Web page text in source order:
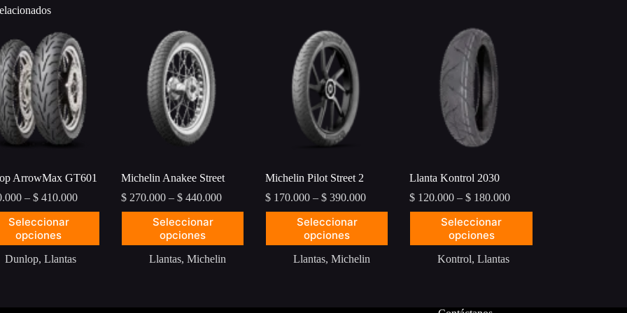
ArrowMax GT601
– $410.000Price
range:
$ 410.000
Seleccionar
opciones
Dunlop, Llantas
Michelin Anakee Street
$ 270.000 – $ 440.000Price
range:
$ 440.000
Seleccionar
opciones
producto
múltiples
variantes.
Llantas,Michelin
Michelin Pilot Street 2
$ 170.000 – $ 390.000Price
range:
$ 390.000
Seleccionar
opciones
producto
múltiples
variantes.
Llantas,Michelin
Llanta Kontrol 2030
$ 120.000 – $ 180.000Price
range:
$ 180.000
Seleccionar
opciones
producto
múltiples
variantes.
Kontrol,Llantas